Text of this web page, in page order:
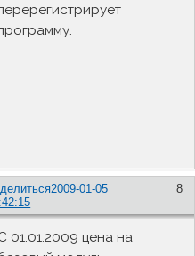
8
2009-01-05
01.01.2009 цена на